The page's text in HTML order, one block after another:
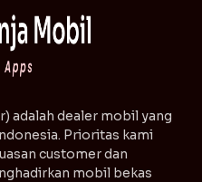
adalah dealer mobil yang
Prioritas kami
customer dan
mobil bekas